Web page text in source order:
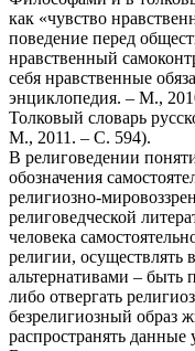
как «чувство
поведение перед
нравственный
себя нравственные
энциклопедия. – М.,
Толковый словарь
М., 2011. – С. 594).
В религоведении
обозначения
религиозно-
религоведческой
человека
религии, осуществлять
альтернативами – быть
либо отвергать
безрелигиозный образ
распространять данные